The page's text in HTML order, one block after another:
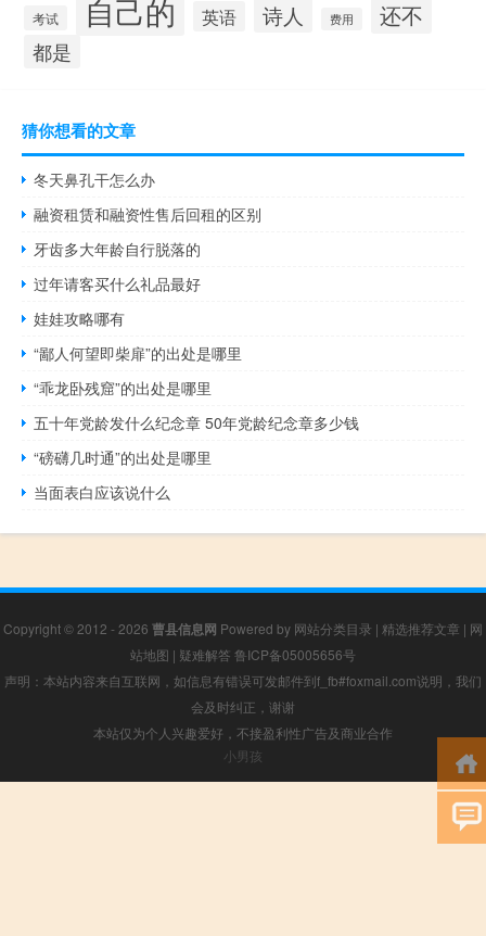
考试 自己的 英语 诗人 费用 还不
都是
猜你想看的文章
冬天鼻孔干怎么办
融资租赁和融资性售后回租的区别
牙齿多大年龄自行脱落的
过年请客买什么礼品最好
娃娃攻略哪有
“鄙人何望即柴扉”的出处是哪里
“乖龙卧残窟”的出处是哪里
五十年党龄发什么纪念章 50年党龄纪念章多少钱
“磅礴几时通”的出处是哪里
当面表白应该说什么
Copyright © 2012 - 2026 曹县信息网 Powered by 网站分类目录 | 精选推荐文章 | 网
站地图 | 疑难解答 鲁ICP备05005656号
声明：本站内容来自互联网，如信息有错误可发邮件到f_fb#foxmail.com说明，我们
会及时纠正，谢谢
本站仅为个人兴趣爱好，不接盈利性广告及商业合作
小男孩